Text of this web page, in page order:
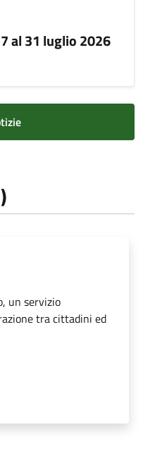
al 31 luglio 2026
un servizio
tra cittadini ed